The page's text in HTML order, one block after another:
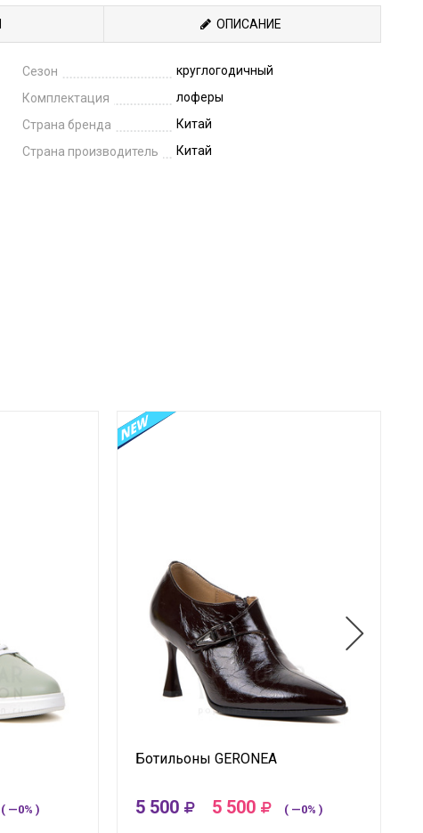
ОПИСАНИЕ
Сезон
круглогодичный
Комплектация
лоферы
Страна бренда
Китай
Страна производитель
Китай
( —0% )
Ботильоны GERONEA
5 500 5 500 ( —0% )